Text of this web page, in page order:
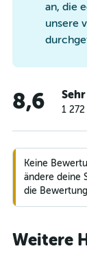
an, die
unsere
8,6 1
Keine
ändere deine
die
Weitere